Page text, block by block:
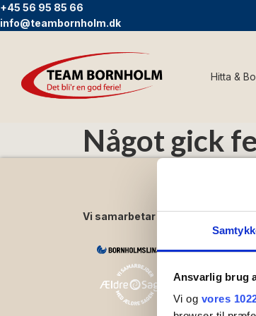
Ansvarlig brug
Vi og vores
+45 56 95 85 66
info@teambornholm.dk
Hitta &
Något gick
Vi samarbetar med: